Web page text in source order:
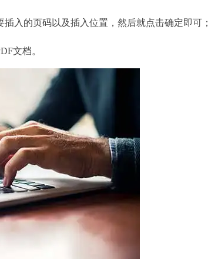
入的页码以及插入位置，然后就点击确定即可；
文档。